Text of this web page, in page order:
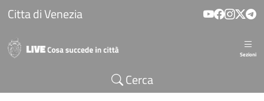
Salta al contenuto principale
Citta di Venezia
Sezioni
Cerca